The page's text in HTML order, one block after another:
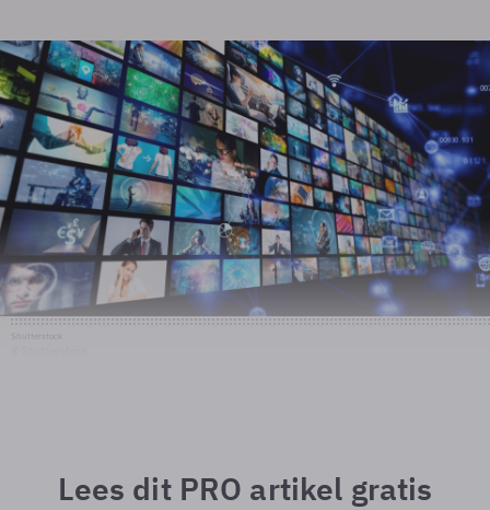
Lees dit PRO artikel gratis